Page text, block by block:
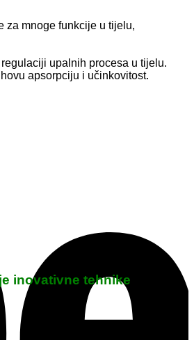
za mnoge funkcije u tijelu,
upalnih procesa u tijelu.
apsorpciju i učinkovitost.
inovativne tehnike